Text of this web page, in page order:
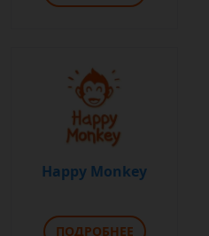
Happy Monkey
ПОДРОБНЕЕ